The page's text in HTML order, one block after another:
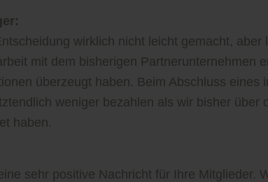
wirklich nicht leicht gemacht,
mit dem bisherigen Partnerunternehmen
überzeugt haben. Beim Abschluss eines
weniger bezahlen als wir bisher über
haben.
sehr positive Nachricht für Ihre Mitglieder.